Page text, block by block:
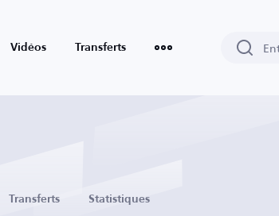
Vidéos Transferts
Transferts Statistiques